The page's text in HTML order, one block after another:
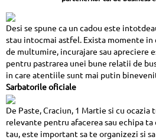
Desi se spune ca un cadou este
stau intocmai astfel. Exista momente
de multumire, incurajare sau apreciere
pentru pastrarea unei bune relatii de
in care atentiile sunt mai putin
Sarbatorile oficiale
De Paste, Craciun, 1 Martie si cu
relevante pentru afacerea sau echipa
tau, este important sa te organizezi si